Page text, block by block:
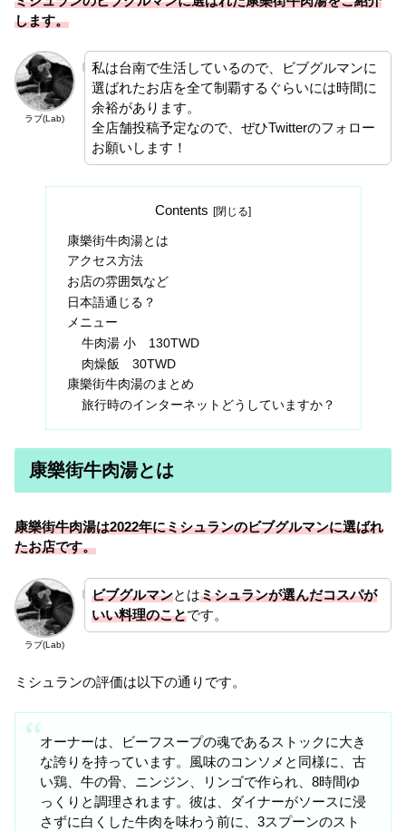
します。
ラブ(Lab)
私は台南で生活しているので、ビブグルマンに
選ばれたお店を全て制覇するぐらいには時間に
余裕があります。
全店舗投稿予定なので、ぜひTwitterのフォロー
お願いします！
Contents
康樂街牛肉湯とは
アクセス方法
お店の雰囲気など
日本語通じる？
メニュー
牛肉湯 小 130TWD
肉燥飯 30TWD
康樂街牛肉湯のまとめ
旅行時のインターネットどうしていますか？
康樂街牛肉湯とは
康樂街牛肉湯は2022年にミシュランのビブグルマンに選ばれ
たお店です。
ラブ(Lab)
ビブグルマンとはミシュランが選んだコスパが
いい料理のことです。
ミシュランの評価は以下の通りです。
オーナーは、ビーフスープの魂であるストックに大き
な誇りを持っています。風味のコンソメと同様に、古
い鶏、牛の骨、ニンジン、リンゴで作られ、8時間ゆ
っくりと調理されます。彼は、ダイナーがソースに浸
さずに白くした牛肉を味わう前に、3スプーンのスト